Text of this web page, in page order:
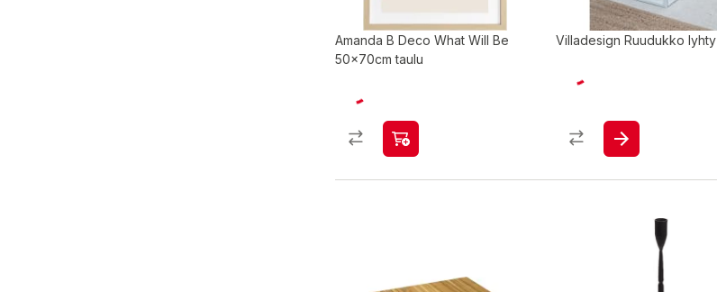
Amanda B Deco What Will Be
50x70cm taulu
Villadesign Ruudukko lyhty